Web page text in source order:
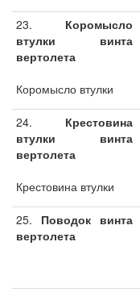
23. Коромысло
втулки винта
вертолета
Коромысло втулки
24. Крестовина
втулки винта
вертолета
Крестовина втулки
25. Поводок винта
вертолета